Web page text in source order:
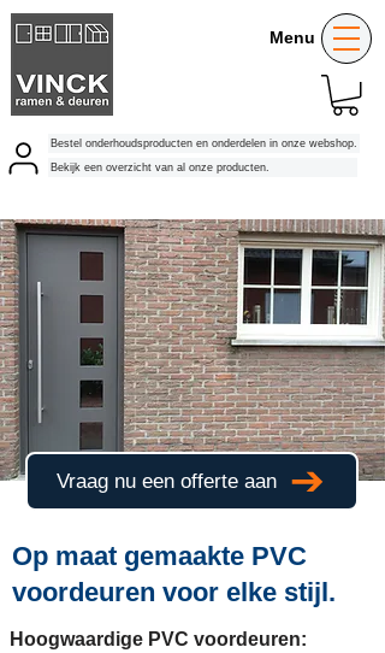
Bekijk een overzicht van al onze producten.
Bestel onderhoudsproducten en onderdelen in onze webshop.
Menu
Vraag nu een offerte aan
Op maat gemaakte PVC
voordeuren voor elke stijl.
Hoogwaardige PVC voordeuren: